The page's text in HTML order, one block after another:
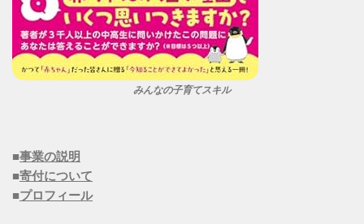
みんなの子育てスキル
■事業の説明
■寄付について
■プロフィール